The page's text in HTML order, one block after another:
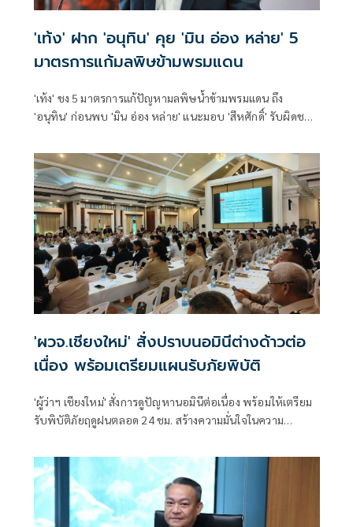
'เท้ง' ฝาก 'อนุทิน' คุย 'มิน อ่อง หล่าย' 5
มาตรการแก้มลพิษข้ามพรมแดน
'เท้ง' ชง 5 มาตรการแก้ปัญหามลพิษน้ำข้ามพรมแดน ถึง
'อนุทิน' ก่อนพบ 'มิน อ่อง หล่าย' แนะมอบ 'สีหศักดิ์' รับผิดชอบ
'ผวจ.เชียงใหม่' สั่งปราบนอมินีต่างด้าวต่อ
เนื่อง พร้อมเตรียมแผนรับภัยพิบัติ
'ผู้ว่าฯ เชียงใหม่' สั่งการดูปัญหานอมินีต่อเนื่อง พร้อมให้เตรียม
รับพิบัติภัยฤดูฝนตลอด 24 ชม. สร้างความมั่นใจในความ